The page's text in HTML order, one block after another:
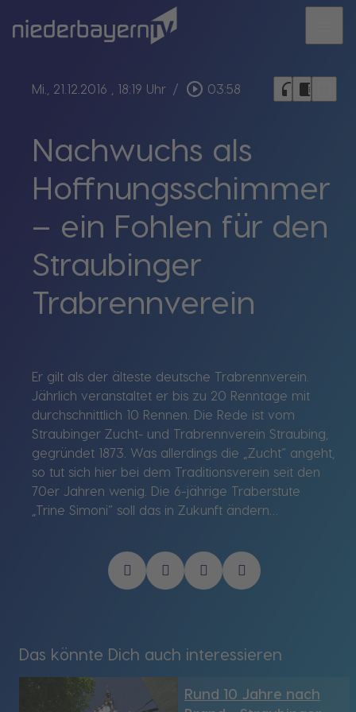
Mi., 21.12.2016 , 18:19 Uhr / play_circle_outline 03:58 headphones chrome_reader_mode
Nachwuchs als
Hoffnungsschimmer
– ein Fohlen für den
Straubinger
Trabrennverein
Er gilt als der älteste deutsche Trabrennverein.
Jährlich veranstaltet er bis zu 20 Renntage mit
durchschnittlich 10 Rennen. Die Rede ist vom
Straubinger Zucht- und Trabrennverein Straubing,
gegründet 1873. Was allerdings die „Zucht“ angeht,
so tut sich hier bei dem Traditionsverein seit den
70er Jahren wenig. Die 6-jährige Traberstute
„Trine Simoni“ soll das in Zukunft ändern…
Das könnte Dich auch interessieren
Rund 10 Jahre nach